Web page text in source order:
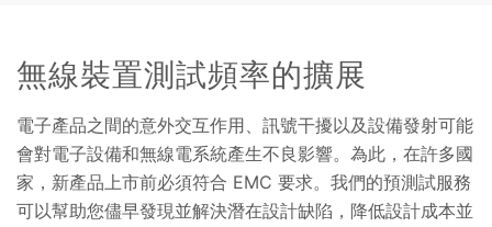
無線裝置測試頻率的擴展
電子產品之間的意外交互作用、訊號干擾以及設備發射可能
會對電子設備和無線電系統產生不良影響。為此，在許多國
家，新產品上市前必須符合 EMC 要求。我們的預測試服務
可以幫助您儘早發現並解決潛在設計缺陷，降低設計成本並